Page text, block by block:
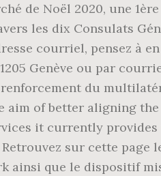
de Noël 2020, une
les dix Consulats
courriel, pensez à
Genève ou par
du
of better aligning the
it currently provides
Retrouvez sur cette
ainsi que le dispositif